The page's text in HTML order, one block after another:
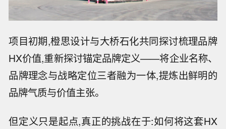
项目初期,橙思设计与大桥石化共同探讨梳理品牌
HX价值,重新探讨锚定品牌定义——将企业名称、
品牌理念与战略定位三者融为一体,提炼出鲜明的
品牌气质与价值主张。
但定义只是起点,真正的挑战在于:如何将这套HX